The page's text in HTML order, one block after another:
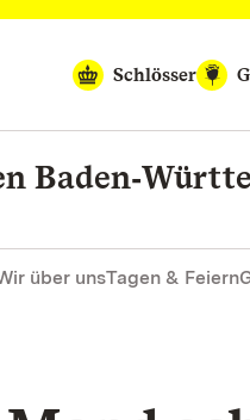
Schlösser
über unsTagen & Feiern